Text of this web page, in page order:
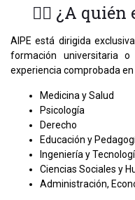
👩‍⚕ ¿A
AIPE está dirigida
formación universitaria
experiencia comprobada
Medicina y Salud
Psicología
Derecho
Educación y
Ingeniería y
Ciencias Sociales y
Administración,